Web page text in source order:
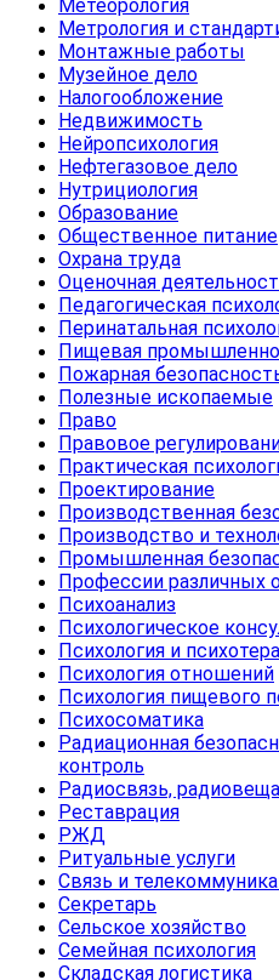
Метеорология
Метрология и
Монтажные работы
Музейное дело
Налогообложение
Недвижимость
Нейропсихология
Нефтегазовое дело
Нутрициология
Образование
Общественное питание
Охрана труда
Оценочная
Педагогическая
Перинатальная
Пищевая
Пожарная
Полезные ископаемые
Право
Правовое
Практическая
Проектирование
Производственная
Производство и
Промышленная
Профессии различных
Психоанализ
Психологическое
Психология и
Психология отношений
Психология пищевого
Психосоматика
Радиационная
контроль
Радиосвязь,
Реставрация
РЖД
Ритуальные услуги
Связь и
Секретарь
Сельское хозяйство
Семейная психология
Складская логистика